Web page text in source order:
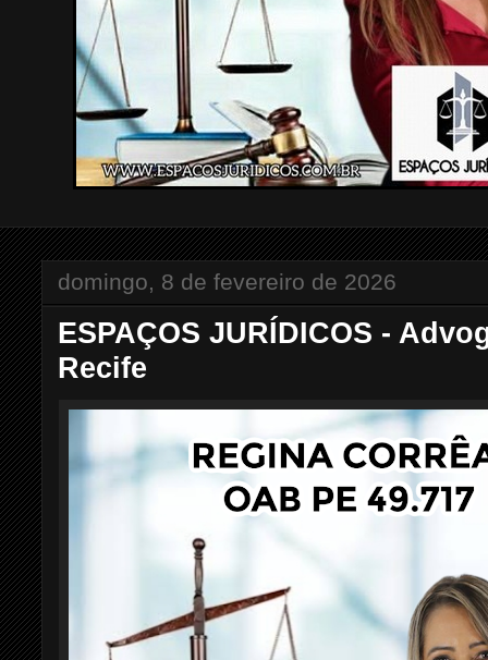
domingo, 8 de fevereiro de 2026
ESPAÇOS JURÍDICOS -
Recife